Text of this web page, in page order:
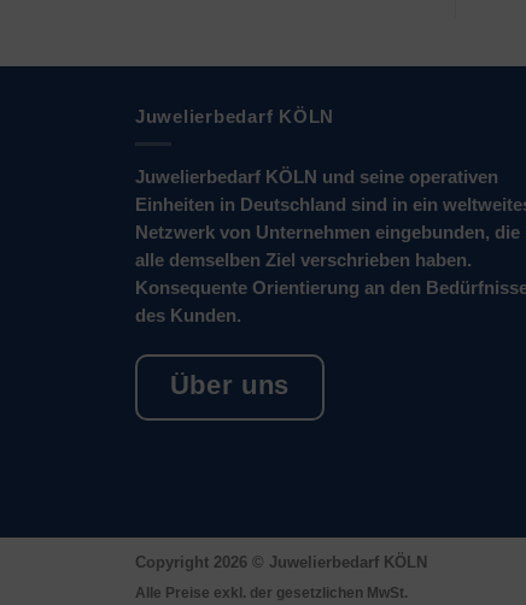
Juwelierbedarf KÖLN
Juwelierbedarf KÖLN und seine operativen
Einheiten in Deutschland sind in ein
Netzwerk von Unternehmen eingebunden, die
alle demselben Ziel verschrieben haben.
Konsequente Orientierung an den
des Kunden.
Über uns
Copyright 2026 © Juwelierbedarf KÖLN
Alle Preise exkl. der gesetzlichen MwSt.